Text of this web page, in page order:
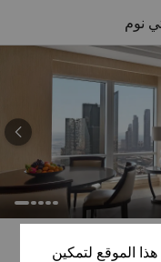
نوم

وسائل الراحة
الموقع لتمكين